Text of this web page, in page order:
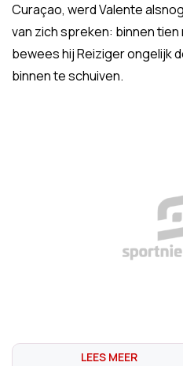
Curaçao, werd Valente
van zich spreken: binnen
bewees hij Reiziger ongelijk
binnen te schuiven.